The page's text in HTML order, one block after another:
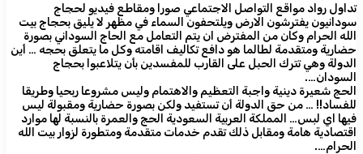
تداول رواد مواقع التواصل الاجتماعي صورا ومقاطع فيديو لحجاج
سودانيون يفترشون الارض ويلتحفون السماء في مظهر لا يليق بحجاج بيت
الله الحرام وكان من المفترض ان يتم التعامل مع الحاج السوداني بصورة
حضارية ومتقدمة لطالما هو دافع تكاليف اقامته وكل ما يتعلق بحجه … أين
الدولة وهي تترك الحبل على القارب للمفسدين بأن يتلاعبوا بحجاج
السودان….
الحج شعيرة دينية واجبة التعظيم والاهتمام وليس مشروعا ربحيا وطريقا
للفساد!! … من حق الدولة أن تستفيد ولكن بصورة حضارية ومقبولة ليس
فيها اي لبس… المملكة العربية السعودية الحج والعمرة بالنسبة لها موارد
اقتصادية هامة ومقابل ذلك تقدم خدمات متقدمة ومتطورة لزوار بيت الله
الحرام….